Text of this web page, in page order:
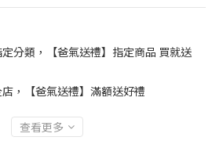
定分類，【爸氣送禮】指定商品 買就送
，【爸氣送禮】滿額送好禮
查看更多